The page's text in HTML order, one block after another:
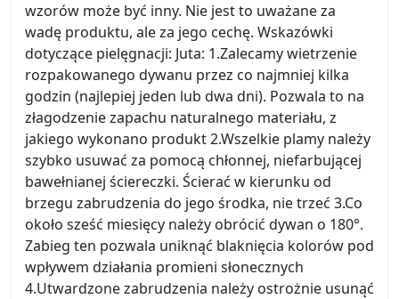
wzorów może być inny. Nie jest to uważane za
wadę produktu, ale za jego cechę. Wskazówki
dotyczące pielęgnacji: Juta: 1.Zalecamy wietrzenie
rozpakowanego dywanu przez co najmniej kilka
godzin (najlepiej jeden lub dwa dni). Pozwala to na
złagodzenie zapachu naturalnego materiału, z
jakiego wykonano produkt 2.Wszelkie plamy należy
szybko usuwać za pomocą chłonnej, niefarbującej
bawełnianej ściereczki. Ścierać w kierunku od
brzegu zabrudzenia do jego środka, nie trzeć 3.Co
około sześć miesięcy należy obrócić dywan o 180°.
Zabieg ten pozwala uniknąć blaknięcia kolorów pod
wpływem działania promieni słonecznych
4.Utwardzone zabrudzenia należy ostrożnie usunąć